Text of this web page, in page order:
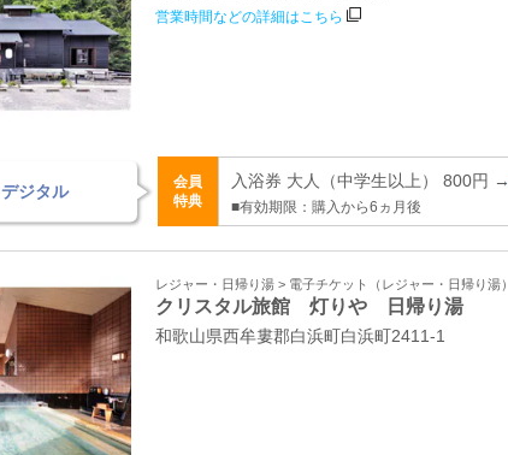
営業時間などの詳細はこちら
デジタル
会員
特典
入浴券 大人（中学生以上） 800円 →
■有効期限：購入から6ヵ月後
レジャー・日帰り湯 > 電子チケット（レジャー・日帰り湯）
クリスタル旅館 灯りや 日帰り湯
和歌山県西牟婁郡白浜町白浜町2411-1